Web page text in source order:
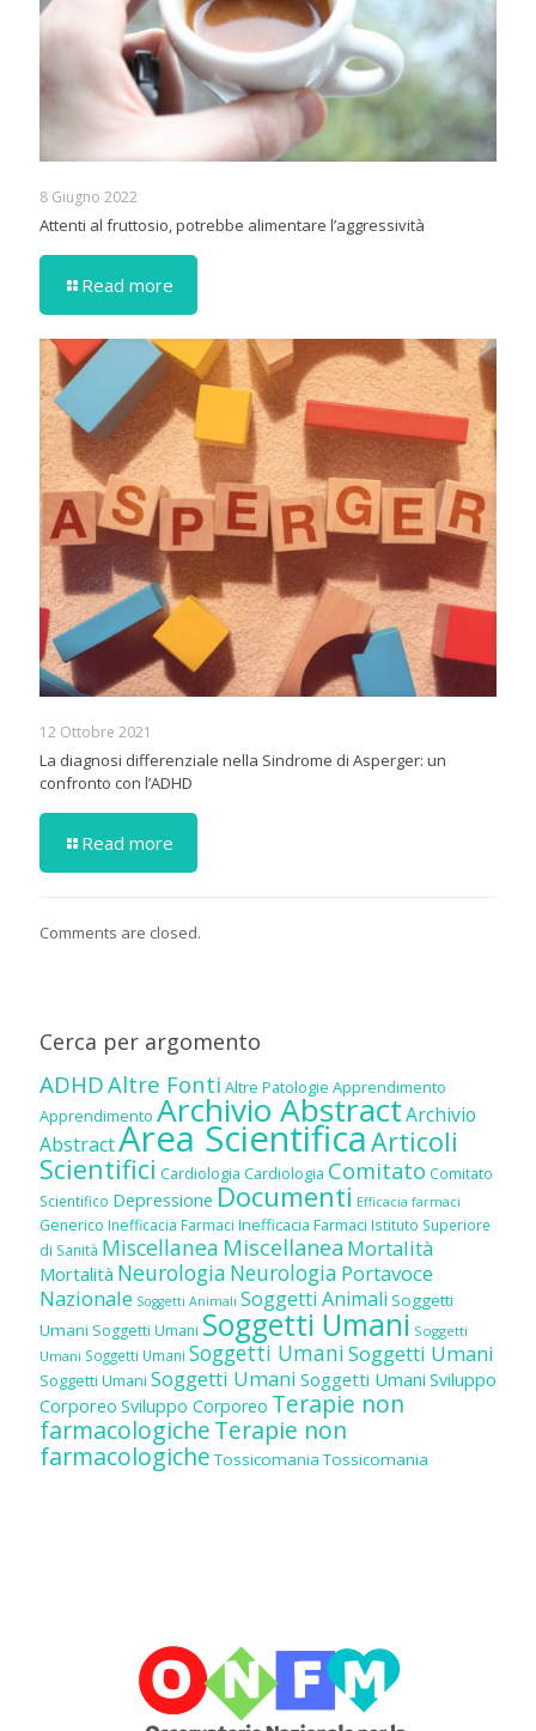
8 Giugno 2022
Attenti al fruttosio, potrebbe alimentare l’aggressività
Read more
12 Ottobre 2021
La diagnosi differenziale nella Sindrome di Asperger: un
confronto con l’ADHD
Read more
Comments are closed.
Cerca per argomento
ADHDAltre Fonti Altre Patologie Apprendimento
Apprendimento Archivio AbstractArchivio
AbstractArea ScientificaArticoli
Scientifici Cardiologia Cardiologia Comitato Comitato
Scientifico Depressione Documenti Efficacia farmaci
Generico Inefficacia Farmaci Inefficacia Farmaci Istituto Superiore
di Sanità Miscellanea Miscellanea Mortalità
Mortalità Neurologia Neurologia Portavoce
Nazionale Soggetti Animali Soggetti Animali Soggetti
Umani Soggetti Umani Soggetti Umani Soggetti
Umani Soggetti Umani Soggetti UmaniSoggetti Umani
Soggetti Umani Soggetti Umani Soggetti Umani Sviluppo
Corporeo Sviluppo Corporeo Terapie non
farmacologicheTerapie non
farmacologiche Tossicomania Tossicomania